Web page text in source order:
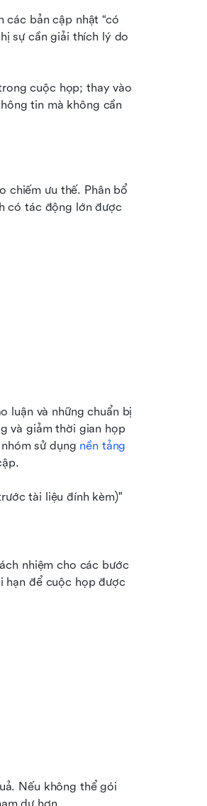
bản cập nhật “có
sự cần giải thích lý do
cuộc họp; thay vào
tin mà không cần
chiếm ưu thế. Phân bổ
có tác động lớn được
luận và những chuẩn bị
và giảm thời gian họp
sử dụng nền tảng
tài liệu đính kèm)"
nhiệm cho các bước
hạn để cuộc họp được
Nếu không thể gói